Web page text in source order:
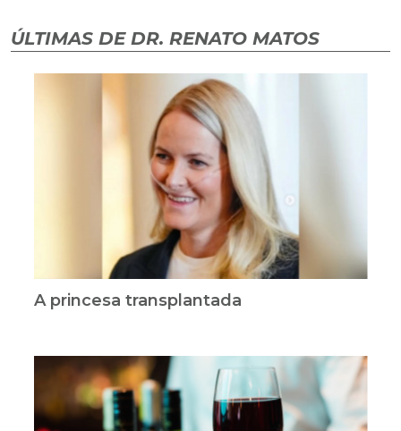
ÚLTIMAS DE DR. RENATO MATOS
A princesa transplantada